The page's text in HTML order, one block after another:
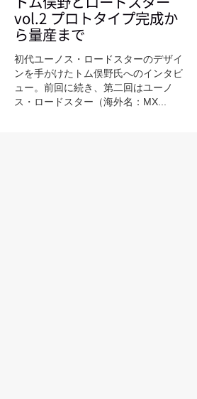
vol.2 プロトタイプ完成か
ら量産まで
初代ユーノス・ロードスターのデザイ
ンを手がけたトム俣野氏へのインタビ
ュー。前回に続き、第二回はユーノ
ス・ロードスター（海外名：MX...